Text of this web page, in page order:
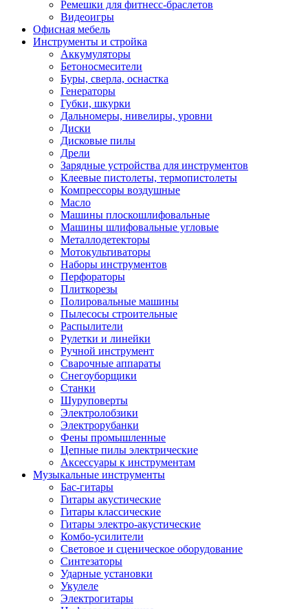
Ремешки для фитнесс-браслетов
Видеоигры
Офисная мебель
Инструменты и стройка
Аккумуляторы
Бетоносмесители
Буры, сверла, оснастка
Генераторы
Губки, шкурки
Дальномеры, нивелиры, уровни
Диски
Дисковые пилы
Дрели
Зарядные устройства для инструментов
Клеевые пистолеты, термопистолеты
Компрессоры воздушные
Масло
Машины плоскошлифовальные
Машины шлифовальные угловые
Металлодетекторы
Мотокультиваторы
Наборы инструментов
Перфораторы
Плиткорезы
Полировальные машины
Пылесосы строительные
Распылители
Рулетки и линейки
Ручной инструмент
Сварочные аппараты
Снегоуборщики
Станки
Шуруповерты
Электролобзики
Электрорубанки
Фены промышленные
Цепные пилы электрические
Аксессуары к инструментам
Музыкальные инструменты
Бас-гитары
Гитары акустические
Гитары классические
Гитары электро-акустические
Комбо-усилители
Световое и сценическое оборудование
Синтезаторы
Ударные установки
Укулеле
Электрогитары